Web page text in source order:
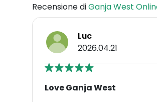
Recensione diGanja West
Luc
2026.04.21
Love Ganja West